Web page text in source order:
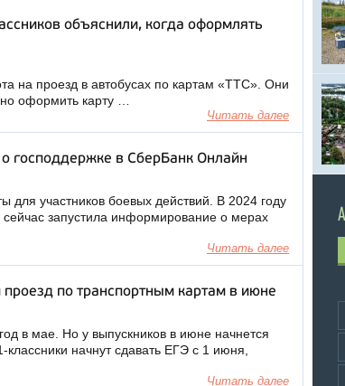
объяснили, когда оформлять
на проезд в автобусах по картам «ТТС». Они
оформить карту …
Читать далее
господдержке в СберБанк Онлайн
для участников боевых действий. В 2024 году
запустила информирование о мерах
Читать далее
по транспортным картам в июне
в мае. Но у выпускников в июне начнется
классники начнут сдавать ЕГЭ с 1 июня,
Читать далее